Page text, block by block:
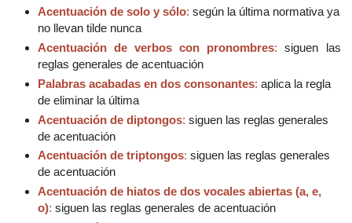
Acentuación de solo y sólo: según la última normativa ya
no llevan tilde nunca
Acentuación de verbos con pronombres: siguen las
reglas generales de acentuación
Palabras acabadas en dos consonantes: aplica la regla
de eliminar la última
Acentuación de diptongos: siguen las reglas generales
de acentuación
Acentuación de triptongos: siguen las reglas generales
de acentuación
Acentuación de hiatos de dos vocales abiertas (a, e,
o): siguen las reglas generales de acentuación